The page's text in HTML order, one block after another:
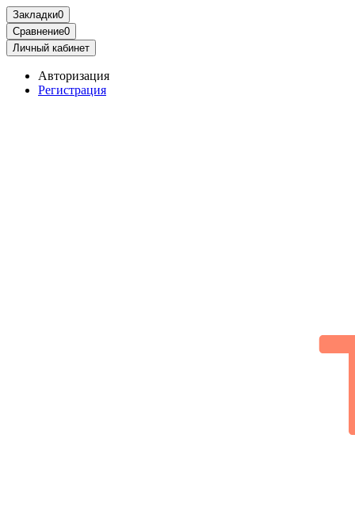
Закладки0
Сравнение0
Личный кабинет
Авторизация
Регистрация